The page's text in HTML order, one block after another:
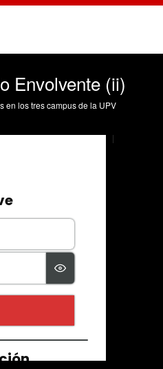
Envolvente (ii)
en los tres campus de la UPV